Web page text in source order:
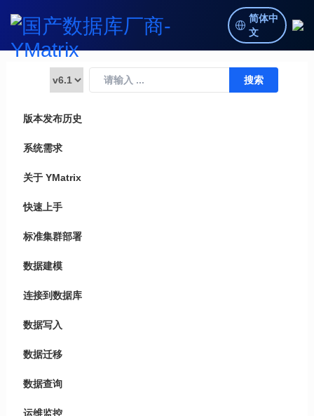
简体中
文
版本发布历史
系统需求
关于 YMatrix
快速上手
标准集群部署
数据建模
连接到数据库
数据写入
数据迁移
数据查询
运维监控